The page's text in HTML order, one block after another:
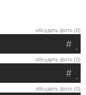
обсудить фото (0)
.
#
обсудить фото (0)
.
#
обсудить фото (0)